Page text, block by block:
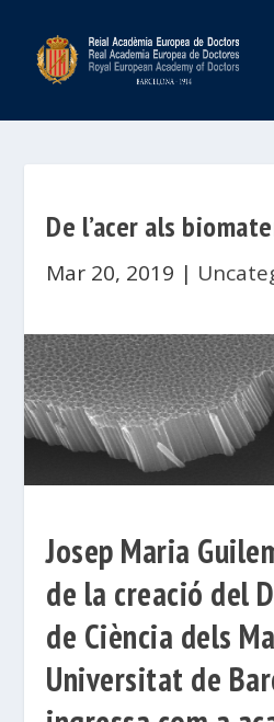
De l’acer als
Mar 20, 2019 |
Josep Maria
de la creació del
de Ciència dels
Universitat de